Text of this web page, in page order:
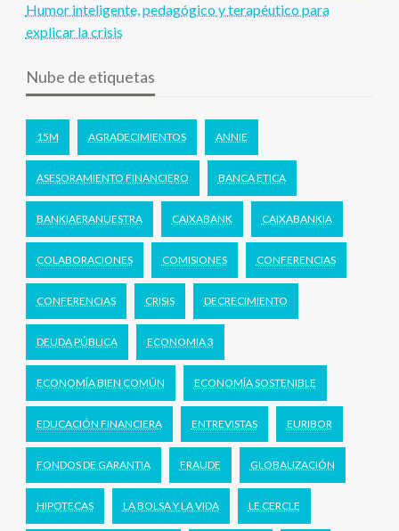
Humor inteligente, pedagógico y terapéutico para
explicar la crisis
Nube de etiquetas
15M AGRADECIMIENTOS ANNIE
ASESORAMIENTO FINANCIERO BANCA ETICA
BANKIAERANUESTRA CAIXABANK CAIXABANKIA
COLABORACIONES COMISIONES CONFERENCIAS
CONFERENCIAS CRISIS DECRECIMIENTO
DEUDA PÚBLICA ECONOMIA 3
ECONOMÍA BIEN COMÚN ECONOMÍA SOSTENIBLE
EDUCACIÓN FINANCIERA ENTREVISTAS EURIBOR
FONDOS DE GARANTIA FRAUDE GLOBALIZACIÓN
HIPOTECAS LA BOLSA Y LA VIDA LE CERCLE